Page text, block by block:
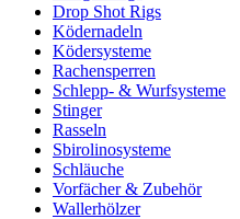
Drop Shot Rigs
Ködernadeln
Ködersysteme
Rachensperren
Schlepp- & Wurfsysteme
Stinger
Rasseln
Sbirolinosysteme
Schläuche
Vorfächer & Zubehör
Wallerhölzer